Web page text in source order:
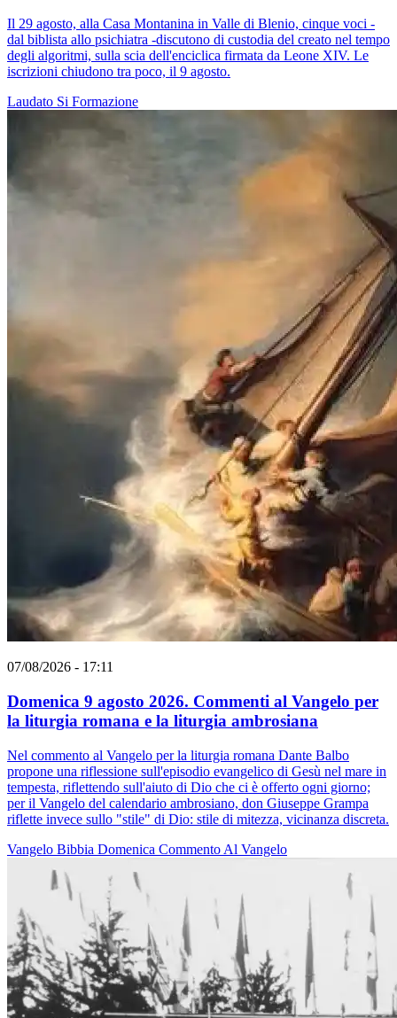
Il 29 agosto, alla Casa Montanina in Valle di Blenio, cinque voci -
dal biblista allo psichiatra -discutono di custodia del creato nel tempo
degli algoritmi, sulla scia dell'enciclica firmata da Leone XIV. Le
iscrizioni chiudono tra poco, il 9 agosto.
Laudato Si Formazione
07/08/2026 - 17:11
Domenica 9 agosto 2026. Commenti al Vangelo per
la liturgia romana e la liturgia ambrosiana
Nel commento al Vangelo per la liturgia romana Dante Balbo
propone una riflessione sull'episodio evangelico di Gesù nel mare in
tempesta, riflettendo sull'aiuto di Dio che ci è offerto ogni giorno;
per il Vangelo del calendario ambrosiano, don Giuseppe Grampa
riflette invece sullo "stile" di Dio: stile di mitezza, vicinanza discreta.
Vangelo Bibbia Domenica Commento Al Vangelo